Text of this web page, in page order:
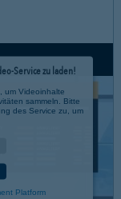
Service zu laden!
um Videoinhalte
sammeln. Bitte
des Service zu, um
Platform